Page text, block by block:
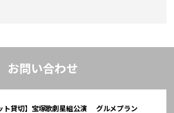
お問い合わせ
ト貸切】宝塚歌劇星組公演 グルメプラン